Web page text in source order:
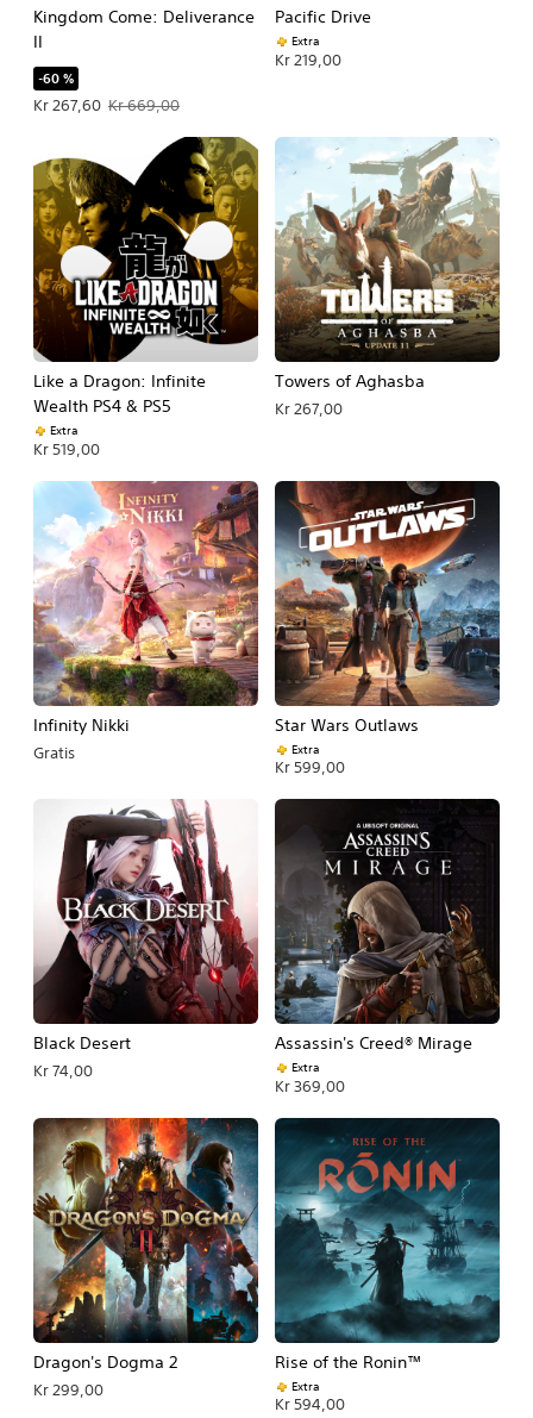
Kingdom Come: Deliverance
II
-60 %
Kr 267,60
Tilbudspris Kr 267,60. Oprindelig pris Kr 669,00.
Kr 669,00
Pacific Drive
Extra
Kr 219,00
Like a Dragon: Infinite
Wealth PS4 & PS5
Extra
Kr 519,00
Towers of Aghasba
Kr 267,00
Infinity Nikki
Gratis
Star Wars Outlaws
Extra
Kr 599,00
Black Desert
Kr 74,00
Assassin's Creed® Mirage
Extra
Kr 369,00
Dragon's Dogma 2
Kr 299,00
Rise of the Ronin™
Extra
Kr 594,00